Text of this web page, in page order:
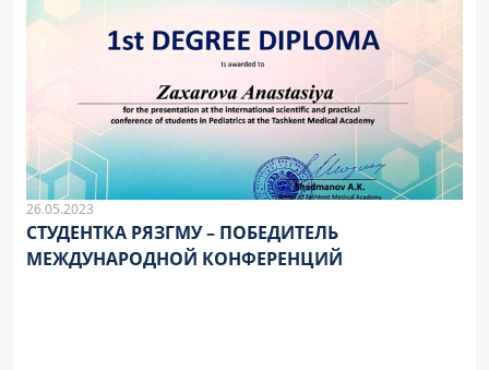
26.05.2023
СТУДЕНТКА РЯЗГМУ – ПОБЕДИТЕЛЬ
МЕЖДУНАРОДНОЙ КОНФЕРЕНЦИЙ